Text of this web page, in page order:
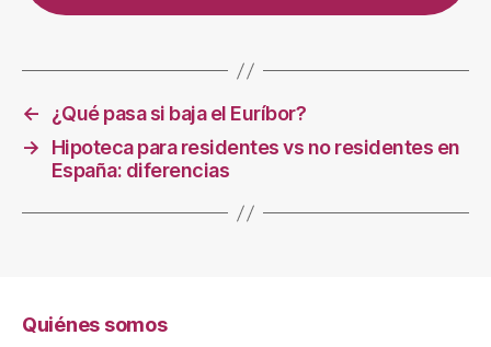
←
¿Qué pasa si baja el Euríbor?
→
Hipoteca para residentes vs no residentes en
España: diferencias
Quiénes somos